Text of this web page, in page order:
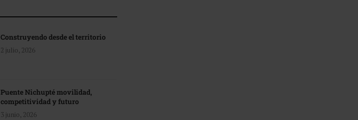
Construyendo desde el territorio
2 julio, 2026
Puente Nichupté movilidad,
competitividad y futuro
3 junio, 2026